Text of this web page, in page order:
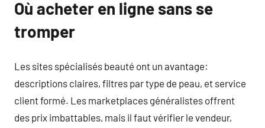
Où acheter en ligne sans se
tromper
Les sites spécialisés beauté ont un avantage:
descriptions claires, filtres par type de peau, et service
client formé. Les marketplaces généralistes offrent
des prix imbattables, mais il faut vérifier le vendeur,